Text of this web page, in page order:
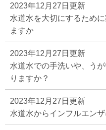
2023年12月27日更新
水道水を大切にするため
ますか
2023年12月27日更新
水道水での手洗いや、う
りますか？
2023年12月27日更新
水道水からインフルエン